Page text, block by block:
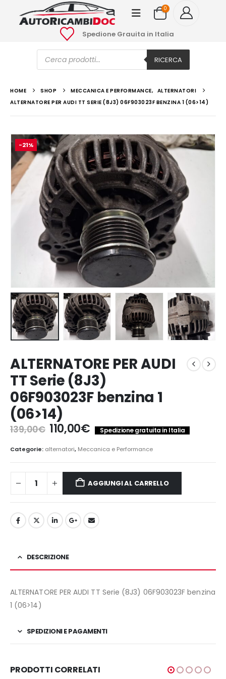
0
Spedione Grauita in Italia
Ricerca
prodotti RICERCA
HOME SHOP MECCANICA E PERFORMANCE, ALTERNATORI
ALTERNATORE PER AUDI TT SERIE (8J3) 06F903023F BENZINA 1 (06>14)
-21%
ALTERNATORE PER AUDI
TT Serie (8J3)
06F903023F benzina 1
(06>14)
139,00€ Il
prezzo
originale
era:
139,00€.
110,00€Il
prezzo
attuale
è:
110,00€.
Spedizione gratuita in Italia
Categorie: alternatori, Meccanica e Performance
AGGIUNGI AL CARRELLO
DESCRIZIONE
ALTERNATORE PER AUDI TT Serie (8J3) 06F903023F benzina
1 (06>14)
SPEDIZIONI E PAGAMENTI
PRODOTTI CORRELATI